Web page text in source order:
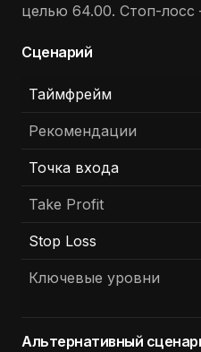
целью 64.00. Стоп-
Сценарий
Таймфрейм
Рекомендации
Точка входа
Take Profit
Stop Loss
Ключевые уровни
Альтернативный